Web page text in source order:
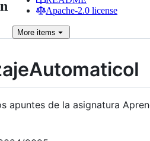
Apache-2.0 license
More items
apuntes de la asignatura